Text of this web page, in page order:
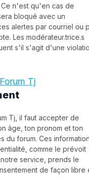
n'est qu'en cas de
bloqué avec un
alertes par courriel ou
Les modérateur.trice.s
s'il s'agit d'une
Tj
Tj, il faut accepter de
âge, ton pronom et ton
du forum. Ces
comme le prévoit
notre service, prends le
de façon libre